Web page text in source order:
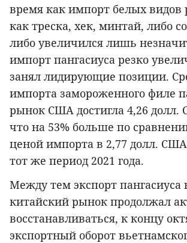
время как импорт белых видов
как треска, хек, минтай, либо
либо увеличился лишь
импорт пангасиуса резко
занял лидирующие позиции.
импорта замороженного филе
рынок США достигла 4,26 долл.
что на 53% больше по
ценой импорта в 2,77 долл. США
тот же период 2021 года.
Между тем экспорт пангасиуса
китайский рынок продолжал
восстанавливаться, к концу
экспортный оборот